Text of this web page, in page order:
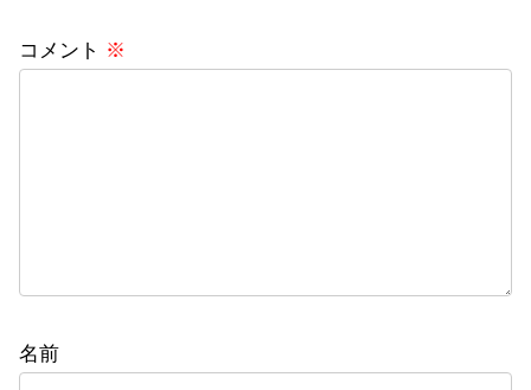
コメント ※
名前